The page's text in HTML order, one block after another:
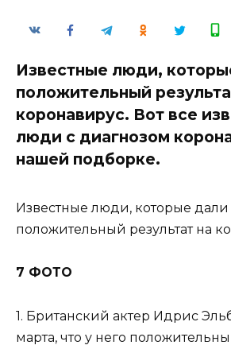
Известные люди,
положительный
коронавирус. Вот все
люди с диагнозом
нашей подборке.
Известные люди, которые дали
положительный результат на
7 ФОТО
1. Британский актер Идрис
марта, что у него